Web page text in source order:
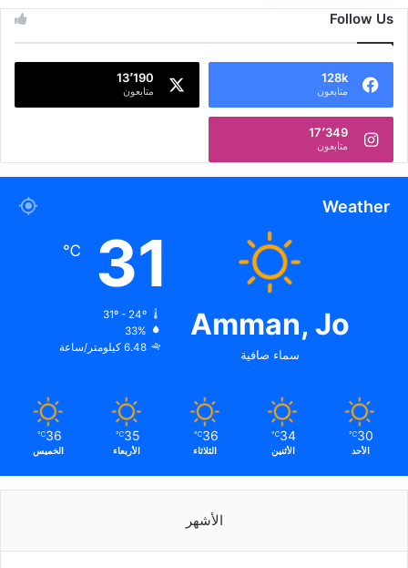
Follow Us
128k
متابعون
13٬190
متابعون
17٬349
متابعون
Weather
Amman, Jo
سماء صافية
31
℃
31º - 24º
33%
6.48 كيلومتر/ساعة
30
℃
الأحد
34
℃
الأثنين
36
℃
الثلاثاء
35
℃
الأربعاء
36
℃
الخميس
الأشهر